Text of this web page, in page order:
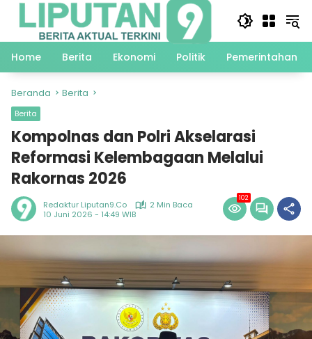
Langsung
Home
Berita Ekonomi Politik Pemerintahan
Beranda Berita
Berita
Kompolnas dan Polri Akselarasi
Reformasi Kelembagaan Melalui
Rakornas 2026
Redaktur Liputan9.co
2 Min Baca
10 Juni 2026 - 14:49 WIB
102